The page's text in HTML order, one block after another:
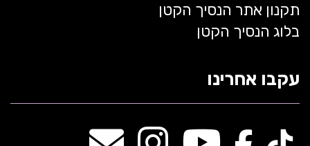
תקנון אתר הנסיך הקטן
בלוג הנסיך הקטן
עקבו אחרינו